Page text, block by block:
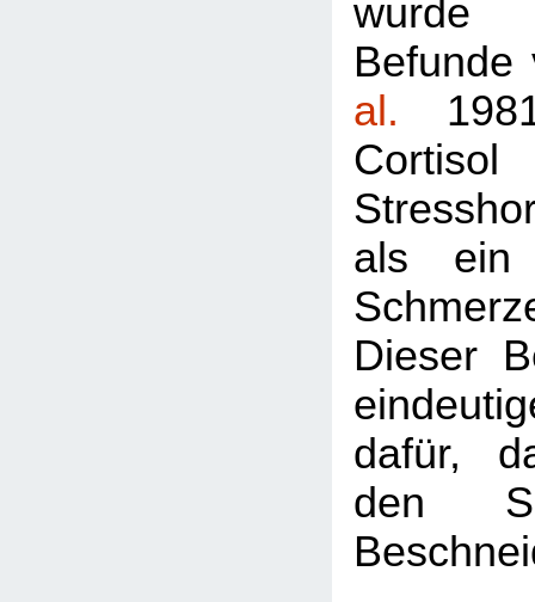
al.
als ein
Dieser
dafür,
den